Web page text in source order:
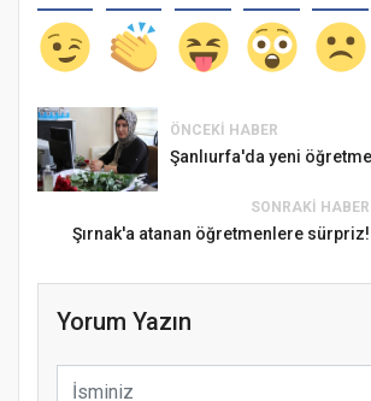
ÖNCEKI HABER
Şanlıurfa'da yeni
SONRAKI HABER
Şırnak'a atanan öğretmenlere sürpriz!
Yorum Yazın